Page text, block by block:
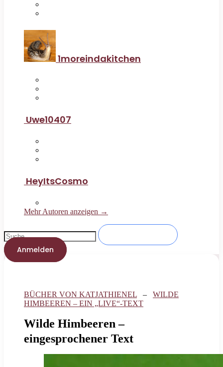
1moreindakitchen
Uwe10407
HeyItsCosmo
Mehr Autoren anzeigen →
Anmelden
BÜCHER VON KATJATHIENEL – WILDE
HIMBEEREN – EIN „LIVE“-TEXT
Wilde Himbeeren –
eingesprochener Text